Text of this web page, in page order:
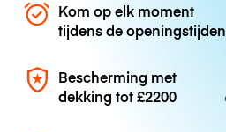
Kom op elk moment
tijdens de openingstijden
Bescherming met
dekking tot£2200